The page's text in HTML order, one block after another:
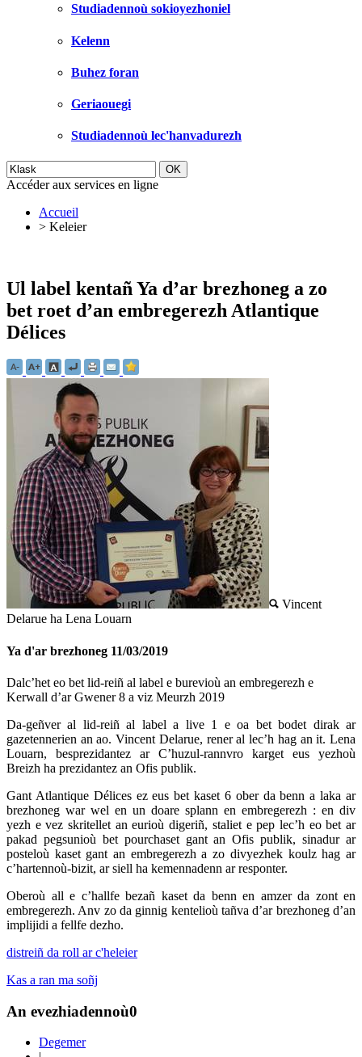
Studiadennoù sokioyezhoniel
Kelenn
Buhez foran
Geriaouegi
Studiadennoù lec'hanvadurezh
Accéder aux services en ligne
Accueil
> Keleier
Ul label kentañ Ya d’ar brezhoneg a zo
bet roet d’an embregerezh Atlantique
Délices
Vincent
Delarue ha Lena Louarn
Ya d'ar brezhoneg 11/03/2019
Dalc’het eo bet lid-reiñ al label e burevioù an embregerezh e
Kerwall d’ar Gwener 8 a viz Meurzh 2019
Da-geñver al lid-reiñ al label a live 1 e oa bet bodet dirak ar
gazetennerien an ao. Vincent Delarue, rener al lec’h hag an it. Lena
Louarn, besprezidantez ar C’huzul-rannvro karget eus yezhoù
Breizh ha prezidantez an Ofis publik.
Gant Atlantique Délices ez eus bet kaset 6 ober da benn a laka ar
brezhoneg war wel en un doare splann en embregerezh : en div
yezh e vez skritellet an eurioù digeriñ, staliet e pep lec’h eo bet ar
pakad pegsunioù bet pourchaset gant an Ofis publik, sinadur ar
posteloù kaset gant an embregerezh a zo divyezhek koulz hag ar
c’hartennoù-bizit, ar siell ha kemennadenn ar responter.
Oberoù all e c’hallfe bezañ kaset da benn en amzer da zont en
embregerezh. Anv zo da ginnig kentelioù tañva d’ar brezhoneg d’an
implijidi a fellfe dezho.
distreiñ da roll ar c'heleier
Kas a ran ma soñj
An evezhiadennoù0
Degemer